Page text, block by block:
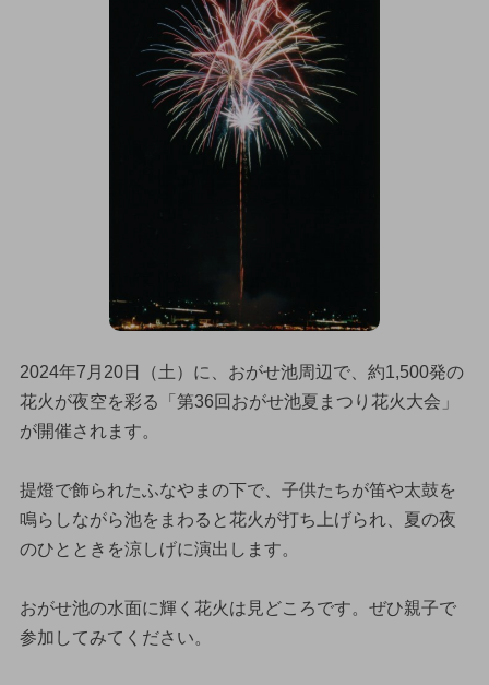
2024年7月20日（土）に、おがせ池周辺で、約1,500発の
花火が夜空を彩る「第36回おがせ池夏まつり花火大会」
が開催されます。
提燈で飾られたふなやまの下で、子供たちが笛や太鼓を
鳴らしながら池をまわると花火が打ち上げられ、夏の夜
のひとときを涼しげに演出します。
おがせ池の水面に輝く花火は見どころです。ぜひ親子で
参加してみてください。